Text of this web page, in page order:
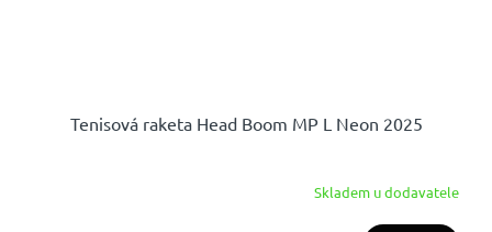
Tenisová raketa Head Boom MP L Neon 2025
Skladem u dodavatele